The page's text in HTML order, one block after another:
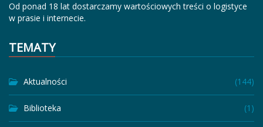
Od ponad 18 lat dostarczamy wartościowych treści o logistyce
w prasie i internecie.
TEMATY
Aktualności (144)
Biblioteka (1)